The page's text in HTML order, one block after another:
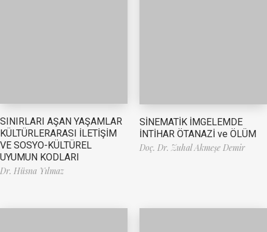
SINIRLARI AŞAN YAŞAMLAR
KÜLTÜRLERARASI İLETİŞİM
VE SOSYO-KÜLTÜREL
UYUMUN KODLARI
Dr. Hüsna Yılmaz
SİNEMATİK İMGELEMDE
İNTİHAR ÖTANAZİ ve ÖLÜM
Doç. Dr. Zuhal Akmeşe Demir